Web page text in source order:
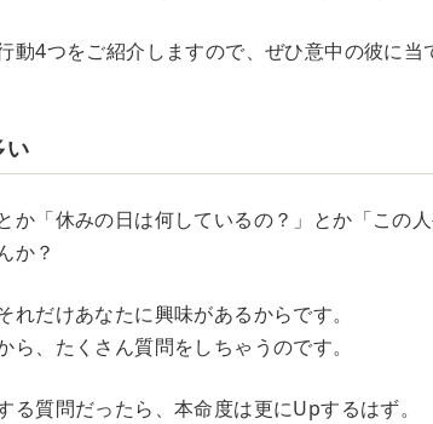
動4つをご紹介しますので、ぜひ意中の彼に当
い
か「休みの日は何しているの？」とか「この
か？
れだけあなたに興味があるからです。
ら、たくさん質問をしちゃうのです。
る質問だったら、本命度は更にUpするはず。